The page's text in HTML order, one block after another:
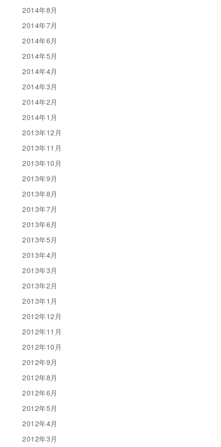
2014年8月
2014年7月
2014年6月
2014年5月
2014年4月
2014年3月
2014年2月
2014年1月
2013年12月
2013年11月
2013年10月
2013年9月
2013年8月
2013年7月
2013年6月
2013年5月
2013年4月
2013年3月
2013年2月
2013年1月
2012年12月
2012年11月
2012年10月
2012年9月
2012年8月
2012年6月
2012年5月
2012年4月
2012年3月